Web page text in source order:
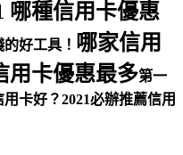
哪種信用卡優惠
好工具！ 哪家信用
用卡優惠最多第一
卡好？2021必辦推薦信用